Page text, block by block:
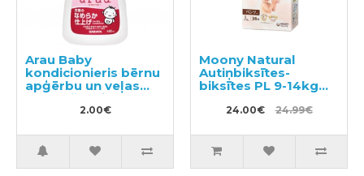
Arau Baby
kondicionieris bērnu
apģērbu un veļas
mazgāšanai,
paraugs 50ml
2.00€
Moony Natural
Autiņbiksītes-
biksītes PL 9-14kg
24.00€ 24.99€